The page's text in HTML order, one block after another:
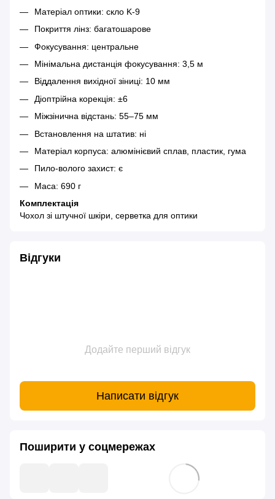
Матеріал оптики: скло K-9
Покриття лінз: багатошарове
Фокусування: центральне
Мінімальна дистанція фокусування: 3,5 м
Віддалення вихідної зіниці: 10 мм
Діоптрійна корекція: ±6
Міжзінична відстань: 55–75 мм
Встановлення на штатив: ні
Матеріал корпуса: алюмінієвий сплав, пластик, гума
Пило-волого захист: є
Маса: 690 г
Комплектація
Чохол зі штучної шкіри, серветка для оптики
Відгуки
Додайте перший відгук
Написати відгук
Поширити у соцмережах